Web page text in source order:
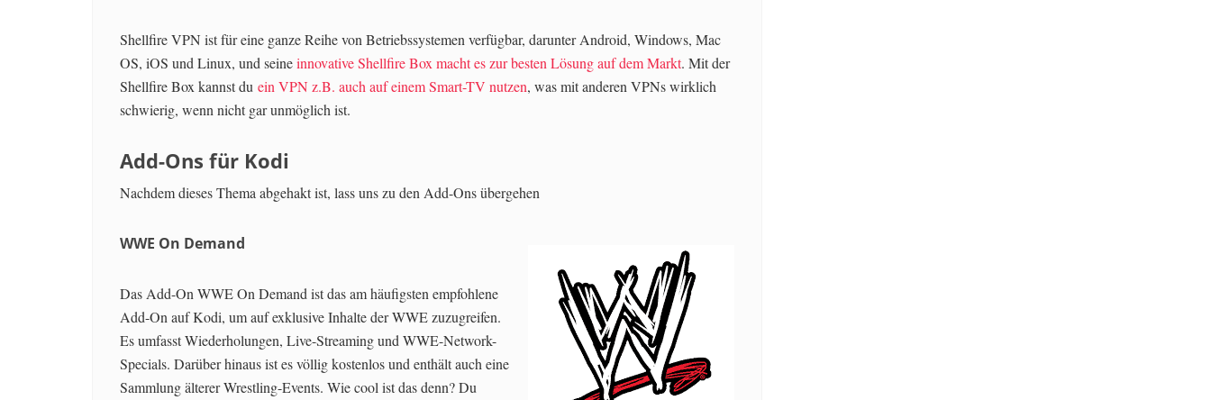
Shellfire VPN ist für eine ganze Reihe von Betriebssystemen verfügbar, darunter Android, Windows, Mac
OS, iOS und Linux, und seineinnovative Shellfire Box macht es zur besten Lösung auf dem Markt. Mit der
Shellfire Box kannst du ein VPN z.B. auch auf einem Smart-TV nutzen, was mit anderen VPNs wirklich
schwierig, wenn nicht gar unmöglich ist.
Add-Ons für Kodi
Nachdem dieses Thema abgehakt ist, lass uns zu den Add-Ons übergehen
WWE On Demand
Das Add-On WWE On Demand ist das am häufigsten empfohlene
Add-On auf Kodi, um auf exklusive Inhalte der WWE zuzugreifen.
Es umfasst Wiederholungen, Live-Streaming und WWE-Network-
Specials. Darüber hinaus ist es völlig kostenlos und enthält auch eine
Sammlung älterer Wrestling-Events. Wie cool ist das denn? Du